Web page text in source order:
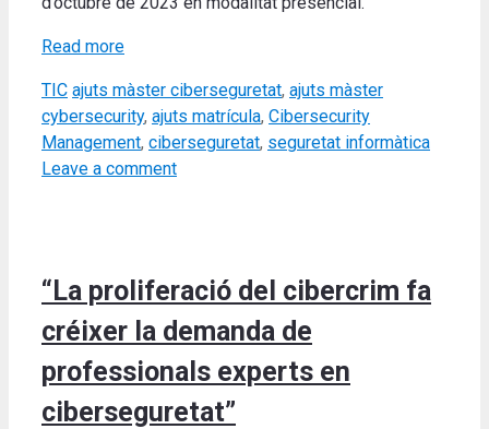
Read more
Categories
TIC Tags
ajuts màster ciberseguretat, ajuts màster
cybersecurity, ajuts matrícula, Cibersecurity
Management, ciberseguretat, seguretat informàtica
Leave a comment
“La proliferació del cibercrim fa
créixer la demanda de
professionals experts en
ciberseguretat”